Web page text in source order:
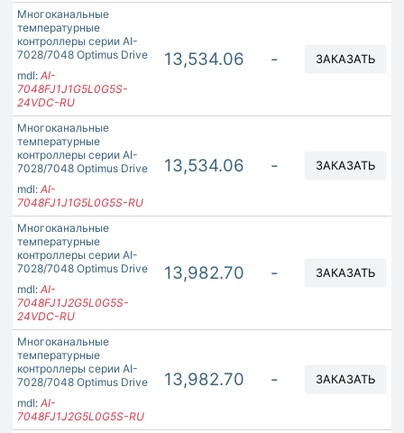
Многоканальные
температурные
контроллеры серии AI-
7028/7048 Optimus Drive
mdl: AI-
7048FJ1J1G5L0G5S-
24VDC-RU
13,534.06 - ЗАКАЗАТЬ
Многоканальные
температурные
контроллеры серии AI-
7028/7048 Optimus Drive
mdl: AI-
7048FJ1J1G5L0G5S-RU
13,534.06 - ЗАКАЗАТЬ
Многоканальные
температурные
контроллеры серии AI-
7028/7048 Optimus Drive
mdl: AI-
7048FJ1J2G5L0G5S-
24VDC-RU
13,982.70 - ЗАКАЗАТЬ
Многоканальные
температурные
контроллеры серии AI-
7028/7048 Optimus Drive
mdl: AI-
7048FJ1J2G5L0G5S-RU
13,982.70 - ЗАКАЗАТЬ